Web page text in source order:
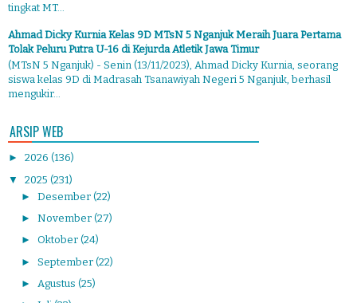
tingkat MT...
Ahmad Dicky Kurnia Kelas 9D MTsN 5 Nganjuk Meraih Juara Pertama
Tolak Peluru Putra U-16 di Kejurda Atletik Jawa Timur
(MTsN 5 Nganjuk) - Senin (13/11/2023), Ahmad Dicky Kurnia, seorang
siswa kelas 9D di Madrasah Tsanawiyah Negeri 5 Nganjuk, berhasil
mengukir...
ARSIP WEB
► 2026 (136)
▼ 2025 (231)
► Desember (22)
► November (27)
► Oktober (24)
► September (22)
► Agustus (25)